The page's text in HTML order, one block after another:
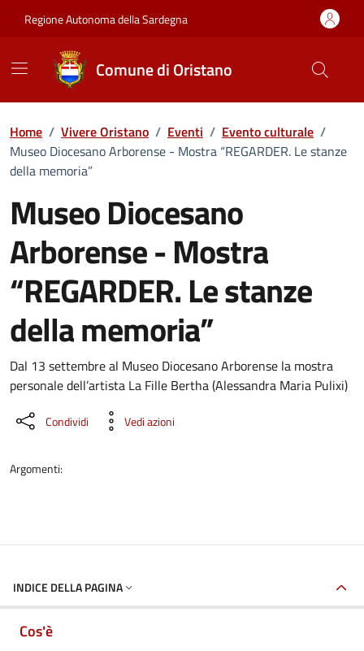
Regione Autonoma della Sardegna
Comune di Oristano
Home / Vivere Oristano / Eventi / Evento culturale /
Museo Diocesano Arborense - Mostra “REGARDER. Le stanze
della memoria”
Museo Diocesano
Arborense - Mostra
“REGARDER. Le stanze
della memoria”
Dettaglio dell'evento
Dal 13 settembre al Museo Diocesano Arborense la mostra
personale dell’artista La Fille Bertha (Alessandra Maria Pulixi)
Condividi Vedi azioni
Argomenti:
INDICE DELLA PAGINA
Cos'è